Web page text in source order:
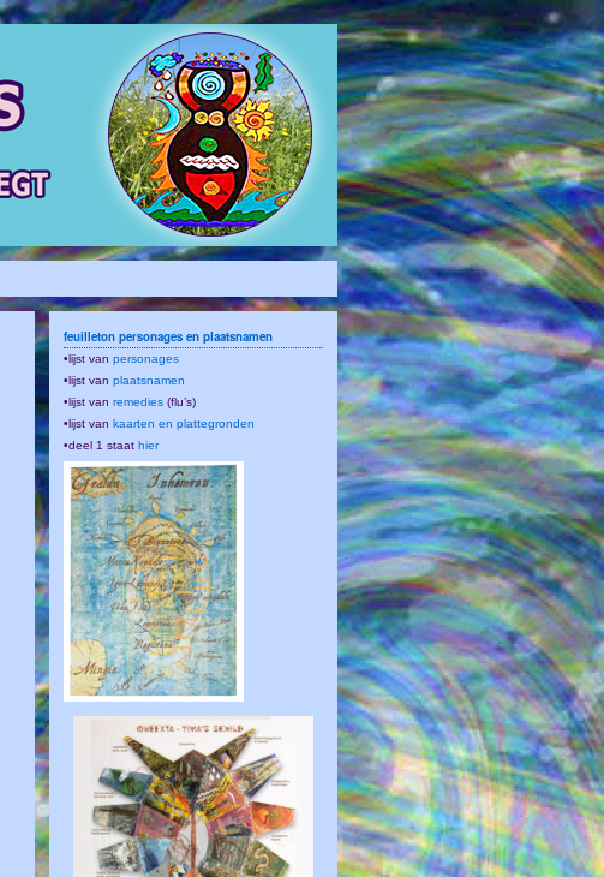
feuilleton personages en plaatsnamen
•lijst van personages
•lijst van plaatsnamen
•lijst van remedies (flu’s)
•lijst van kaarten en plattegronden
•deel 1 staat hier